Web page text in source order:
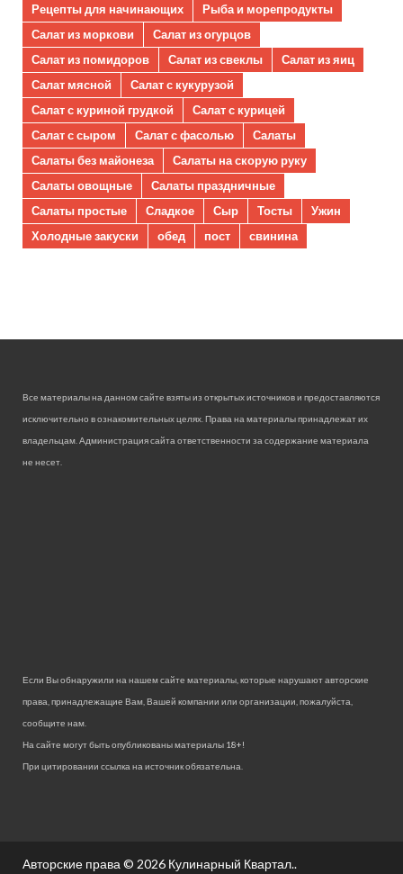
Рецепты для начинающих
Рыба и морепродукты
Салат из моркови
Салат из огурцов
Салат из помидоров
Салат из свеклы
Салат из яиц
Салат мясной
Салат с кукурузой
Салат с куриной грудкой
Салат с курицей
Салат с сыром
Салат с фасолью
Салаты
Салаты без майонеза
Салаты на скорую руку
Салаты овощные
Салаты праздничные
Салаты простые
Сладкое Сыр Тосты
Ужин
Холодные закуски
обед пост свинина
Все материалы на данном сайте взяты из открытых источников и предоставляются
исключительно в ознакомительных целях. Права на материалы принадлежат их
владельцам. Администрация сайта ответственности за содержание материала
не несет.
Если Вы обнаружили на нашем сайте материалы, которые нарушают авторские
права, принадлежащие Вам, Вашей компании или организации, пожалуйста,
сообщите нам.
На сайте могут быть опубликованы материалы 18+!
При цитировании ссылка на источник обязательна.
Авторские права © 2026 Кулинарный Квартал..